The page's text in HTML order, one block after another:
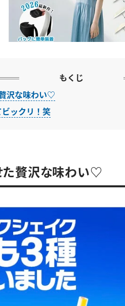
もくじ
沢な味わい♡
ックリ！笑
た贅沢な味わい♡